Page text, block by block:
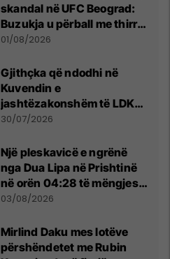
skandal në UFC Beograd:
Buzukja u përball me thirrje
anti-shqiptare nga
01/08/2026
Gjithçka që ndodhi në
Kuvendin e
jashtëzakonshëm të LDK-
së
30/07/2026
Një pleskavicë e ngrënë
nga Dua Lipa në Prishtinë
në orën 04:28 të mëngjesit
- dhe bota digjitale serbe
03/08/2026
Mirlind Daku mes lotëve
përshëndetet me Rubin